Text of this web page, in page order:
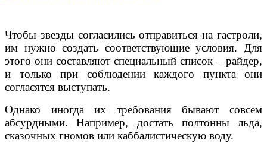
Чтобы звезды согласились отправиться на гастроли,
им нужно создать соответствующие условия. Для
этого они составляют специальный список – райдер,
и только при соблюдении каждого пункта они
согласятся выступать.
Однако иногда их требования бывают совсем
абсурдными. Например, достать полтонны льда,
сказочных гномов или каббалистическую воду.